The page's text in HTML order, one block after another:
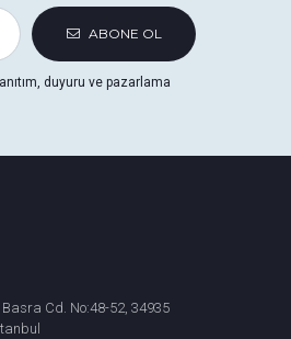
ABONE OL
duyuru ve pazarlama
Cd. No:48-52, 34935